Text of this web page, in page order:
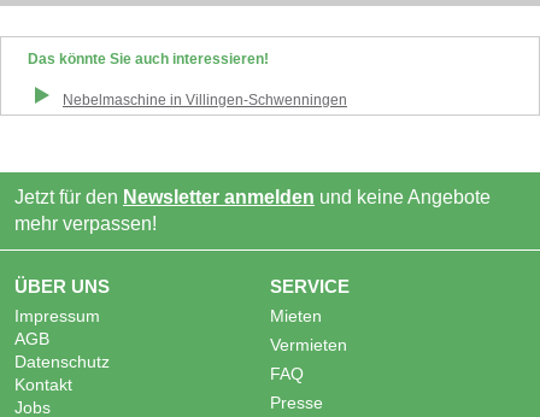
Das könnte Sie auch interessieren!
Nebelmaschine in Villingen-Schwenningen
Jetzt für den Newsletter anmelden und keine Angebote
mehr verpassen!
ÜBER UNS
Impressum
AGB
Datenschutz
Kontakt
Jobs
SERVICE
Mieten
Vermieten
FAQ
Presse